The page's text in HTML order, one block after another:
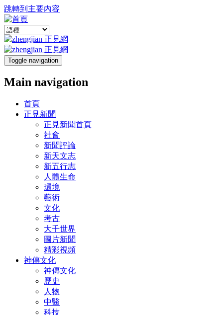
跳轉到主要內容
Toggle navigation
Main navigation
首頁
正見新聞
正見新聞首頁
社會
新聞評論
新天文志
新五行志
人體生命
環境
藝術
文化
考古
大千世界
圖片新聞
精彩視頻
神傳文化
神傳文化
歷史
人物
中醫
科技